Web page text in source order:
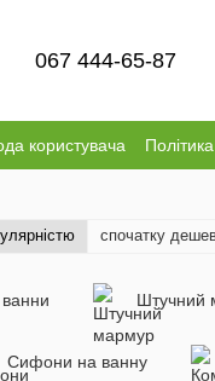
067 444-65-87
користувача
спочатку
ванни Штучний
Сифони на ванну